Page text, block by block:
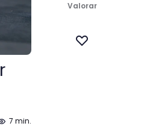
7 min.
Valorar